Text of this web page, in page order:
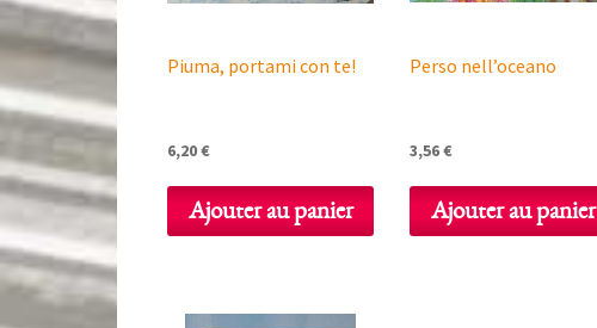
Piuma, portami con te!
6,20€
Ajouter au panier
Perso nell’oceano
3,56€
Ajouter au panier